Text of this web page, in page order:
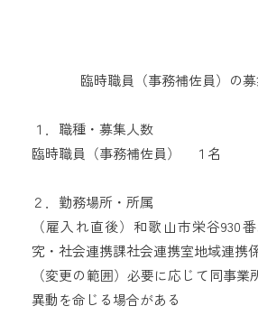
臨時職員（事務補佐員）の
１．職種・募集人数
臨時職員（事務補佐員） １名
２．勤務場所・所属
（雇入れ直後）和歌山市栄谷
究・社会連携課社会連携室地域連携
（変更の範囲）必要に応じて同事業
異動を命じる場合がある